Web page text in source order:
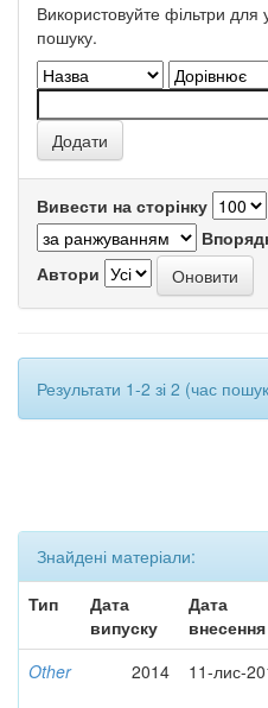
Використовуйте фільтри для
пошуку.
Вивести на сторінку
Автори
Результати 1-2 зі 2 (час
Знайдені матеріали:
Тип
Дата
випуску
Дата
внесення
Other 2014 11-лис-